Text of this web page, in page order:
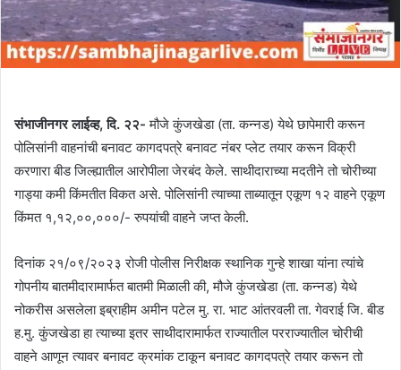
संभाजीनगर लाईव्ह, दि. २२- मौजे कुंजखेडा (ता. कन्नड) येथे छापेमारी करून
पोलिसांनी वाहनांची बनावट कागदपत्रे बनावट नंबर प्लेट तयार करून विक्री
करणारा बीड जिल्ह्यातील आरोपीला जेरबंद केले. साथीदाराच्या मदतीने तो चोरीच्या
गाड्या कमी किंमतीत विकत असे. पोलिसांनी त्याच्या ताब्यातून एकूण १२ वाहने एकूण
किंमत १,१२,००,०००/- रुपयांची वाहने जप्त केली.
दिनांक २१/०९/२०२३ रोजी पोलीस निरीक्षक स्थानिक गुन्हे शाखा यांना त्यांचे
गोपनीय बातमीदारामार्फत बातमी मिळाली की, मौजे कुंजखेडा (ता. कन्नड) येथे
नोकरीस असलेला इब्राहीम अमीन पटेल मु. रा. भाट आंतरवली ता. गेवराई जि. बीड
ह.मु. कुंजखेडा हा त्याच्या इतर साथीदारामार्फत राज्यातील परराज्यातील चोरीची
वाहने आणून त्यावर बनावट क्रमांक टाकून बनावट कागदपत्रे तयार करून तो